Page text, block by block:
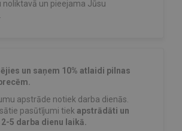
noliktavā un pieejama Jūsu
un saņem 10% atlaidi pilnas
apstrāde notiek darba dienās.
pasūtījumi tiek apstrādāti un
5 darba dienu laikā.